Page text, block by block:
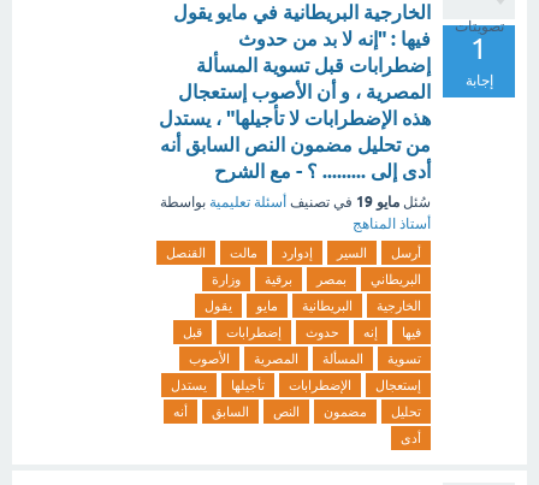
تصويتات
1
إجابة
الخارجية البريطانية في مايو يقول
فيها : "إنه لا بد من حدوث
إضطرابات قبل تسوية المسألة
المصرية ، و أن الأصوب إستعجال
هذه الإضطرابات لا تأجيلها" ، يستدل
من تحليل مضمون النص السابق أنه
أدى إلى ......... ؟ - مع الشرح
سُئل مايو 19 في تصنيف أسئلة تعليمية بواسطة
أستاذ المناهج
أرسل السير إدوارد مالت
القنصل
البريطاني
بمصر برقية
وزارة
الخارجية
البريطانية مايو
يقول
فيها
إنه حدوث إضطرابات
قبل
تسوية
المسألة المصرية
الأصوب
إستعجال
الإضطرابات تأجيلها
يستدل
تحليل
مضمون النص السابق
أنه
أدى